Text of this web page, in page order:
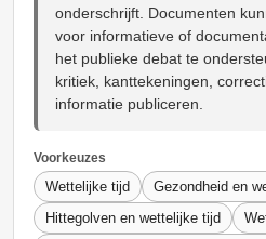
onderschrijft. Documenten
voor informatieve of
het publieke debat te
kritiek, kanttekeningen,
informatie publiceren.
Voorkeuzes
Wettelijke tijd
Gezondheid en
Hittegolven en wettelijke tijd